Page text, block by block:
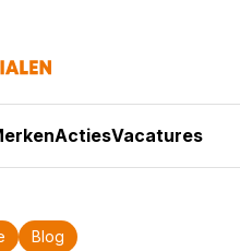
ActiesVacatures
Blog